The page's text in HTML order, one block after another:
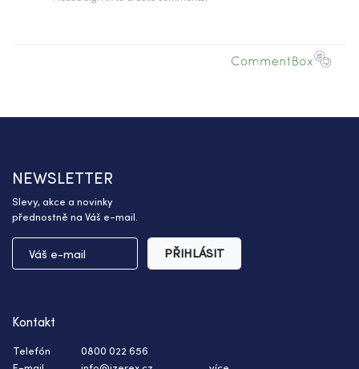
NEWSLETTER
Slevy, akce a novinky
přednostně na Váš e-mail.
PŘIHLÁSIT
Kontakt
Telefón
0800 022 656